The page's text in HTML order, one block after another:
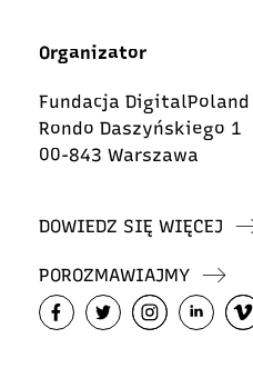
Organizator
Fundacja DigitalPoland
Rondo Daszyńskiego 1
00-843 Warszawa
DOWIEDZ SIĘ WIĘCEJ
POROZMAWIAJMY